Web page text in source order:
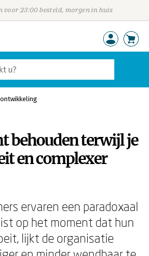
voor 23:00 besteld, morgen in huis
behouden terwijl je
en complexer
ervaren een paradoxaal
op het moment dat hun
lijkt de organisatie